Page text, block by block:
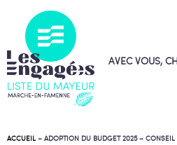
AVEC VOUS,
ACCUEIL – ADOPTION DU BUDGET 2025 –